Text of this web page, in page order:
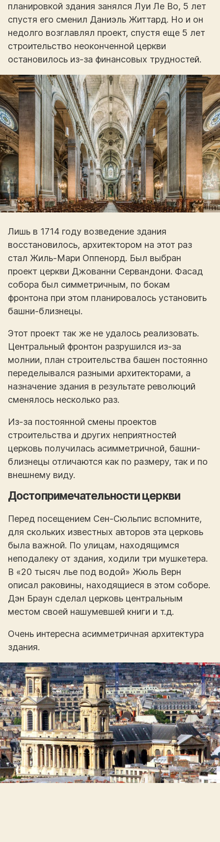
планировкой здания занялся Луи Ле Во, 5 лет
спустя его сменил Даниэль Життард. Но и он
недолго возглавлял проект, спустя еще 5 лет
строительство неоконченной церкви
остановилось из-за финансовых трудностей.
Лишь в 1714 году возведение здания
восстановилось, архитектором на этот раз
стал Жиль-Мари Оппенорд. Был выбран
проект церкви Джованни Сервандони. Фасад
собора был симметричным, по бокам
фронтона при этом планировалось установить
башни-близнецы.
Этот проект так же не удалось реализовать.
Центральный фронтон разрушился из-за
молнии, план строительства башен постоянно
переделывался разными архитекторами, а
назначение здания в результате революций
сменялось несколько раз.
Из-за постоянной смены проектов
строительства и других неприятностей
церковь получилась асимметричной, башни-
близнецы отличаются как по размеру, так и по
внешнему виду.
Достопримечательности церкви
Перед посещением Сен-Сюльпис вспомните,
для скольких известных авторов эта церковь
была важной. По улицам, находящимся
неподалеку от здания, ходили три мушкетера.
В «20 тысяч лье под водой» Жюль Верн
описал раковины, находящиеся в этом соборе.
Дэн Браун сделал церковь центральным
местом своей нашумевшей книги и т.д.
Очень интересна асимметричная архитектура
здания.